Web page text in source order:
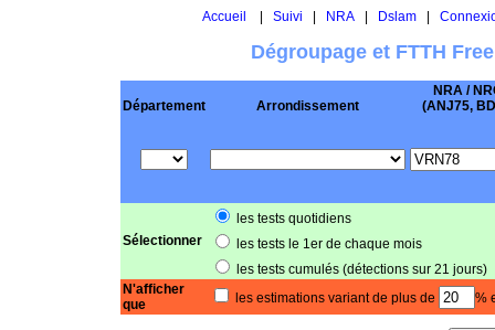
Accueil Suivi NRA| Dslam|
Dégroupage et FTTH
Département Arrondissement
NRA /
(ANJ75,
Sélectionner
les tests quotidiens
les tests le 1er de chaque mois
les tests cumulés (détections sur 21 jours)
N'afficher
que
les estimations variant de plus de %